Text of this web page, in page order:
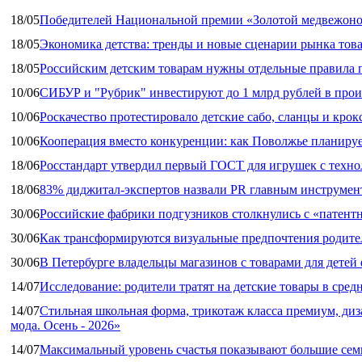
18/05Победителей Национальной премии «Золотой
18/05Экономика детства: тренды и новые сценарии рынка
18/05Российским детским товарам нужны отдельные правила
10/06СИБУР и "Рубрик" инвестируют до 1 млрд рублей в
10/06Роскачество протестировало детские сабо, сланцы и
10/06Кооперация вместо конкуренции: как Поволжье
18/06Росстандарт утвердил первый ГОСТ для игрушек с
18/0683% диджитал‑экспертов назвали PR главным
30/06Российские фабрики подгузников столкнулись с
30/06Как трансформируются визуальные предпочтения
30/06В Петербурге владельцы магазинов с товарами для
14/07Исследование: родители тратят на детские товары в
14/07Стильная школьная форма, трикотаж класса премиум,
мода. Осень - 2026»
14/07Максимальный уровень счастья показывают большие